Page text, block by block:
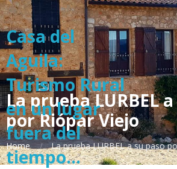
Casa del
Aguila:
Turismo Rural
en un lugar
fuera del
tiempo...
La prueba LURBEL
por Riópar Viejo
Home La prueba LURBEL a su paso